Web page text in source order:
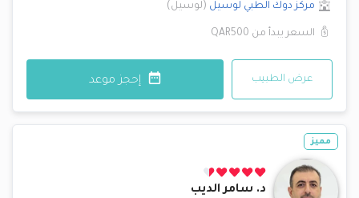
مركز دوك الطبي لوسيل (لوسيل)
السعر يبدأ من QAR500
عرض الطبيب إحجز موعد
مميز
د. سامر الديب